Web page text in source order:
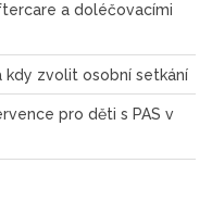
a doléčovacími
kdy zvolit osobní setkání
pro děti s PAS v